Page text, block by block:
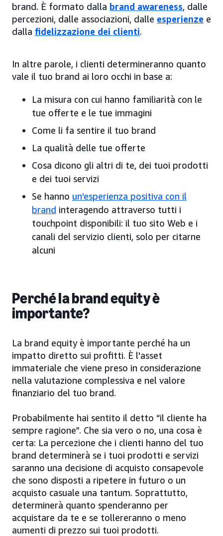
brand. È formato dalla brand awareness, dalle
percezioni, dalle associazioni, dalle esperienze e
dalla fidelizzazione dei clienti.
In altre parole, i clienti determineranno quanto
vale il tuo brand ai loro occhi in base a:
La misura con cui hanno familiarità con le
tue offerte e le tue immagini
Come li fa sentire il tuo brand
La qualità delle tue offerte
Cosa dicono gli altri di te, dei tuoi prodotti
e dei tuoi servizi
Se hanno un'esperienza positiva con il
brand interagendo attraverso tutti i
touchpoint disponibili: il tuo sito Web e i
canali del servizio clienti, solo per citarne
alcuni
Perché la brand equity è
importante?
La brand equity è importante perché ha un
impatto diretto sui profitti. È l'asset
immateriale che viene preso in considerazione
nella valutazione complessiva e nel valore
finanziario del tuo brand.
Probabilmente hai sentito il detto “il cliente ha
sempre ragione”. Che sia vero o no, una cosa è
certa: La percezione che i clienti hanno del tuo
brand determinerà se i tuoi prodotti e servizi
saranno una decisione di acquisto consapevole
che sono disposti a ripetere in futuro o un
acquisto casuale una tantum. Soprattutto,
determinerà quanto spenderanno per
acquistare da te e se tollereranno o meno
aumenti di prezzo sui tuoi prodotti.